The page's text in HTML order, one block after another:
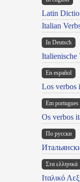
Latin
Italian
In Deutsch
Italienische
En español
Los verbos
Em portugues
Os verbos
По русски
Στα ελληνικά
Ιταλικό